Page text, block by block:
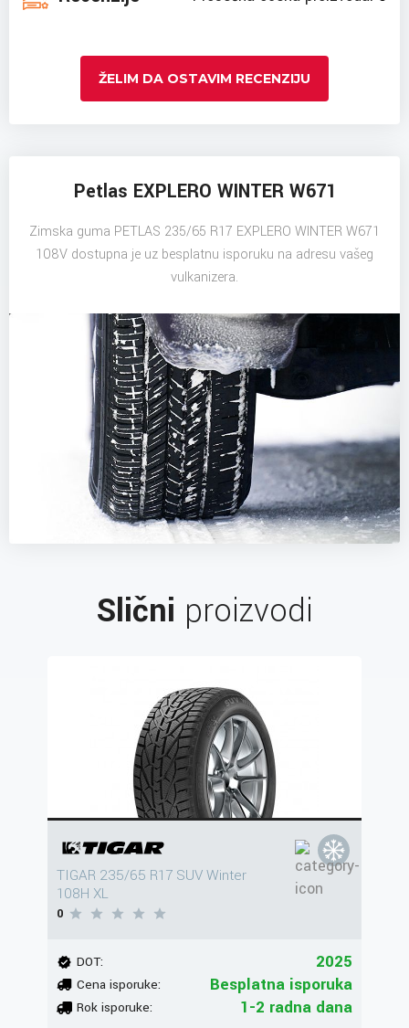
ŽELIM DA OSTAVIM RECENZIJU
Petlas EXPLERO WINTER W671
Zimska guma PETLAS 235/65 R17 EXPLERO WINTER W671
108V dostupna je uz besplatnu isporuku na adresu vašeg
vulkanizera.
Slični proizvodi
TIGAR 235/65 R17 SUV Winter
108H XL
0
DOT: 2025
Cena isporuke: Besplatna isporuka
Rok isporuke: 1-2 radna dana